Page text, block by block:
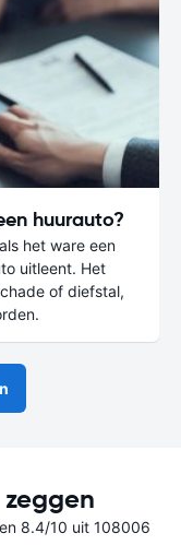
huurauto?
het ware een
uitleent. Het
of diefstal,
8.4/10 uit 108006